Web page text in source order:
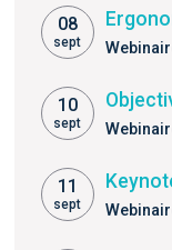
08
sept
Ergonomie :
10
sept
11
sept